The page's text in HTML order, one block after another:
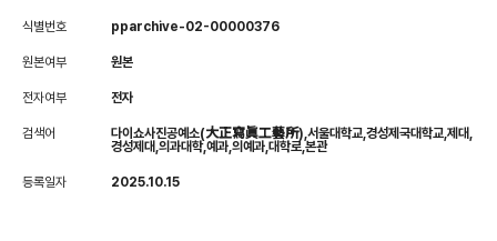
식별번호 pparchive-02-00000376
원본여부 원본
전자여부 전자
검색어
다이쇼사진공예소(大正寫眞工藝所),서울대학교,경성제국대학교,제대,
경성제대,의과대학,예과,의예과,대학로,본관
등록일자 2025.10.15